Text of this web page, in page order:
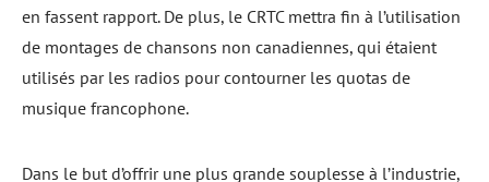
en fassent rapport. De plus, le CRTC mettra fin à l’utilisation
de montages de chansons non canadiennes, qui étaient
utilisés par les radios pour contourner les quotas de
musique francophone.
Dans le but d’offrir une plus grande souplesse à l’industrie,